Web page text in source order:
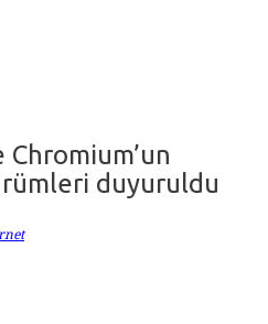
duyuruldu